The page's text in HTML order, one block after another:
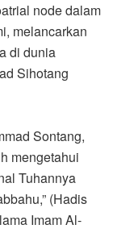
node dalam
melancarkan
di dunia
Sihotang
Sontang,
mengetahui
Tuhannya
(Hadis
Imam Al-